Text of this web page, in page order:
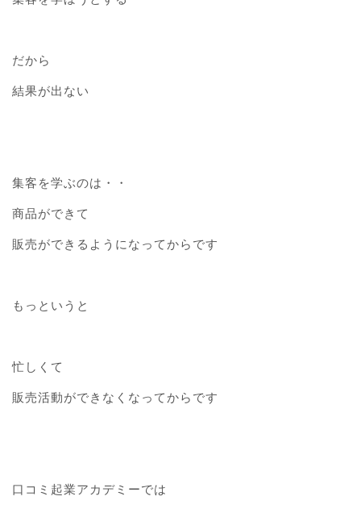
だから
結果が出ない
集客を学ぶのは・・
商品ができて
販売ができるようになってからです
もっというと
忙しくて
販売活動ができなくなってからです
口コミ起業アカデミーでは